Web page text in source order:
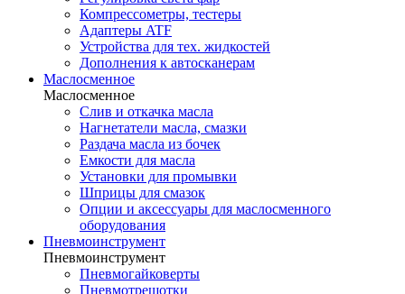
Компрессометры, тестеры
Адаптеры ATF
Устройства для тех. жидкостей
Дополнения к автосканерам
Маслосменное
Маслосменное
Слив и откачка масла
Нагнетатели масла, смазки
Раздача масла из бочек
Емкости для масла
Установки для промывки
Шприцы для смазок
Опции и аксессуары для маслосменного
оборудования
Пневмоинструмент
Пневмоинструмент
Пневмогайковерты
Пневмотрещотки